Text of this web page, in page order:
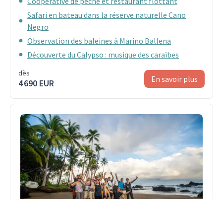
Safari en bateau dans la réserve naturelle Cano
Negro
Observation des baleines à Marino Ballena
Découverte du Calypso : musique des caraïbes
dès
4 690 EUR En savoir plus